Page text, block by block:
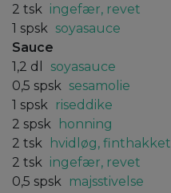
2 tsk ingefær, revet
1 spsk soyasauce
Sauce
1,2 dl
soyasauce
0,5 spsk sesamolie
1 spsk riseddike
2 spsk
honning
2 tsk
hvidløg, finthakket
2 tsk ingefær, revet
0,5 spsk majsstivelse